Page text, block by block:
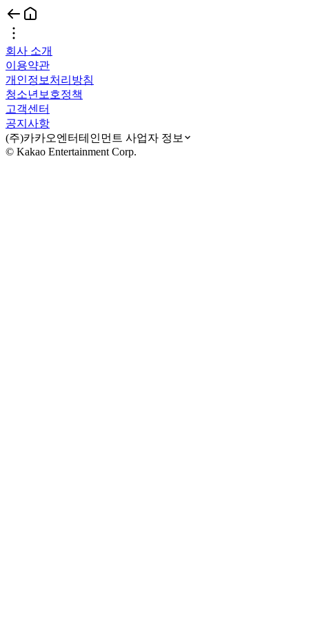
회사 소개
이용약관
개인정보처리방침
청소년보호정책
고객센터
공지사항
(주)카카오엔터테인먼트 사업자 정보
© Kakao Entertainment Corp.